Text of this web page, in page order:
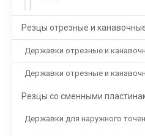
Резцы отрезные и
Державки отрезные и
Державки отрезные и
Резцы со сменными
Державки для наружного